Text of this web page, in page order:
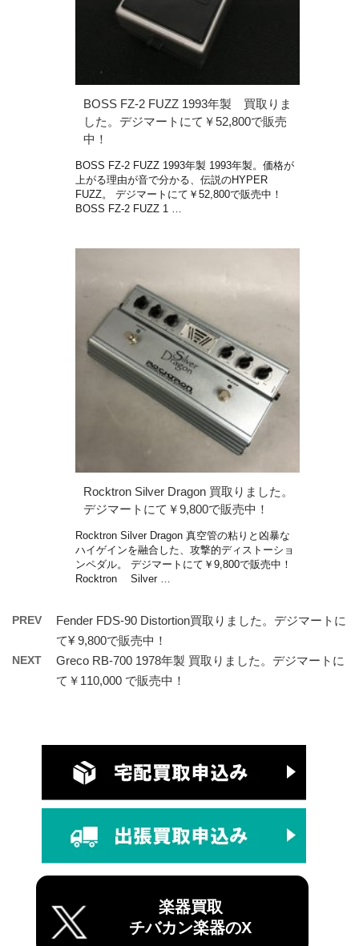
BOSS FZ-2 FUZZ 1993年製 買取りま
した。デジマートにて￥52,800で販売
中！
BOSS FZ-2 FUZZ 1993年製 1993年製。価格が
上がる理由が音で分かる、伝説のHYPER
FUZZ。 デジマートにて￥52,800で販売中！
BOSS FZ-2 FUZZ 1 …
Rocktron Silver Dragon 買取りました。
デジマートにて￥9,800で販売中！
Rocktron Silver Dragon 真空管の粘りと凶暴な
ハイゲインを融合した、攻撃的ディストーショ
ンペダル。 デジマートにて￥9,800で販売中！
Rocktron Silver …
PREV
Fender FDS-90 Distortion買取りました。デジマートに
て¥ 9,800で販売中！
NEXT
Greco RB-700 1978年製 買取りました。デジマートに
て￥110,000 で販売中！
楽器買取
チバカン楽器のX